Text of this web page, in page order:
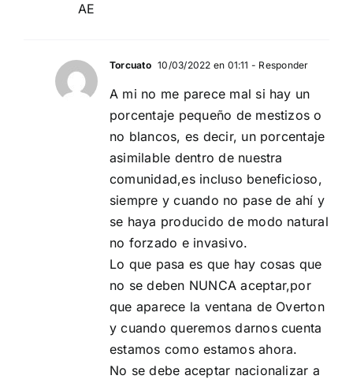
AE
Torcuato 10/03/2022 en 01:11 - Responder
A mi no me parece mal si hay un
porcentaje pequeño de mestizos o
no blancos, es decir, un porcentaje
asimilable dentro de nuestra
comunidad,es incluso beneficioso,
siempre y cuando no pase de ahí y
se haya producido de modo natural
no forzado e invasivo.
Lo que pasa es que hay cosas que
no se deben NUNCA aceptar,por
que aparece la ventana de Overton
y cuando queremos darnos cuenta
estamos como estamos ahora.
No se debe aceptar nacionalizar a